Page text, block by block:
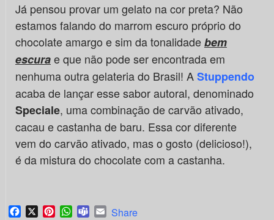
Já pensou provar um gelato na cor preta? Não
estamos falando do marrom escuro próprio do
chocolate amargo e sim da tonalidadebem
escurae que não pode ser encontrada em
nenhuma outra gelateria do Brasil! AStuppendo
acaba de lançar esse sabor autoral, denominado
Speciale, uma combinação de carvão ativado,
cacau e castanha de baru. Essa cor diferente
vem do carvão ativado, mas o gosto (delicioso!),
é da mistura do chocolate com a castanha.
Facebook
X PinterestWhatsApp
TeamsEmail
Share